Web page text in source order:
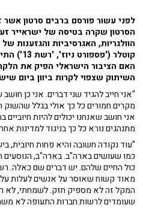
לפני עשור פורסם ברבים סרטון אשר
הסרטון שקרה בטיסה של ישראייר
הוולגריות, האגרסיביות והגזענות
קוטלר
האם הציבור הישראלי הפיק את
השיתוק שצפוי לקרות ביוון ביום
"אני חייב להגיד שני דברים. אני כן
מקרים חמורים כל כך אולי בגלל שהשוק
אני חושב שאנחנו יכולים להיות
מתנהגים נורא כל כך בניגוד למדינות
"עוד נקודה חשובה והיא פחות חיובית,
כמו שעושים בארה"ב. בארה"ב, הנוסעים
כול החיים שלהם. יש דברים שם כאלה.
מאוד קשוח שאוסר על אנשים לעלות
המקל זה לא מספיק חזק. לשמחתי, לא
שעומדים לרשות חברות התעופה לא